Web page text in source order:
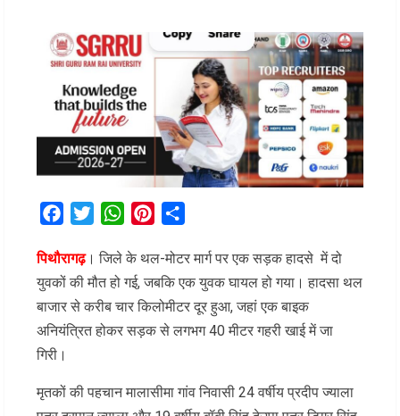
FacebookTwitterWhatsAppPinterest
पिथौरागढ़। जिले के थल-मोटर मार्ग पर एक सड़क हादसे में दो
युवकों की मौत हो गई, जबकि एक युवक घायल हो गया। हादसा थल
बाजार से करीब चार किलोमीटर दूर हुआ, जहां एक बाइक
अनियंत्रित होकर सड़क से लगभग 40 मीटर गहरी खाई में जा
गिरी।
मृतकों की पहचान मालासीमा गांव निवासी 24 वर्षीय प्रदीप ज्याला